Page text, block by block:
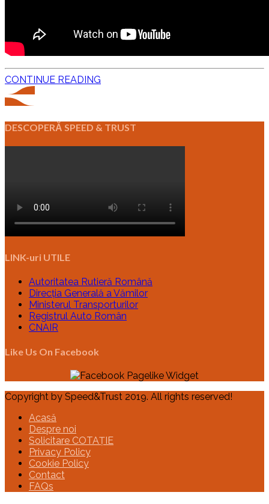
CONTINUE READING
DESCOPERĂ SPEED & TRUST
LINK-uri UTILE
Autoritatea Rutieră Română
Direcția Generală a Vămilor
Ministerul Transporturilor
Registrul Auto Român
CNAIR
Like Us On Facebook
Copyright by Speed&Trust 2019. All rights reserved!
Acasă
Despre noi
Solicitare COTAȚIE
Privacy Policy
Cookie Policy
Contact
FAQs